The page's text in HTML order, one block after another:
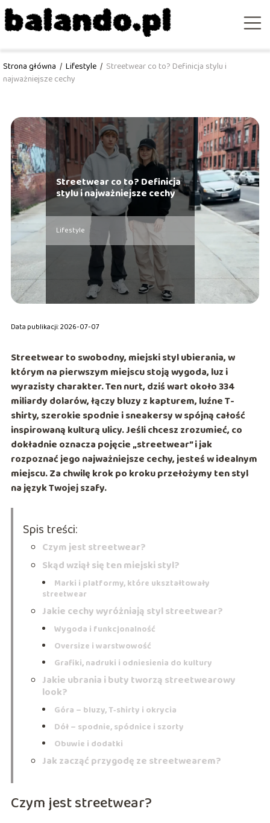
Strona główna / Lifestyle / Streetwear co to? Definicja stylu i
najważniejsze cechy
Streetwear co to? Definicja
stylu i najważniejsze cechy
Lifestyle
Data publikacji: 2026-07-07
Streetwear to swobodny, miejski styl ubierania, w
którym na pierwszym miejscu stoją wygoda, luz i
wyrazisty charakter. Ten nurt, dziś wart około334
miliardy dolarów, łączy bluzy z kapturem, luźne T-
shirty, szerokie spodnie i sneakersy w spójną całość
inspirowaną kulturą ulicy. Jeśli chcesz zrozumieć, co
dokładnie oznacza pojęcie „streetwear” i jak
rozpoznać jego najważniejsze cechy, jesteś w idealnym
miejscu. Za chwilę krok po kroku przełożymy ten styl
na język Twojej szafy.
Spis treści:
Czym jest streetwear?
Skąd wziął się ten miejski styl?
Marki i platformy, które ukształtowały
streetwear
Jakie cechy wyróżniają styl streetwear?
Wygoda i funkcjonalność
Oversize i warstwowość
Grafiki, nadruki i odniesienia do kultury
Jakie ubrania i buty tworzą streetwearowy
look?
Góra – bluzy, T‑shirty i okrycia
Dół – spodnie, spódnice i szorty
Obuwie i dodatki
Jak zacząć przygodę ze streetwearem?
Czym jest streetwear?